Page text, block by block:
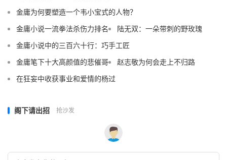
金庸为何要塑造一个韦小宝式的人物？
金庸小说一流拳法杀伤力排名
陆无双：一朵带刺的野玫瑰
金庸小说中的三百六十行：巧手工匠
金庸笔下十大高颜值的悲催哥
赵志敬为何会走上不归路
在狂妄中收获事业和爱情的杨过
阁下请出招 抢沙发